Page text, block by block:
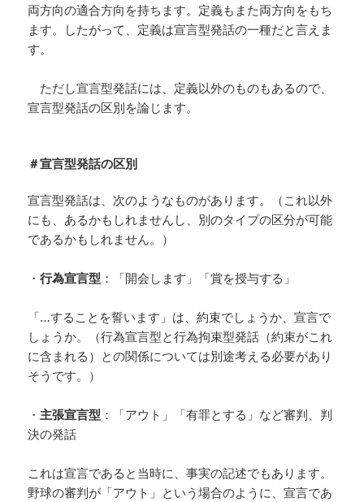
両方向の適合方向を持ちます。定義もまた両方向をもち
ます。したがって、定義は宣言型発話の一種だと言えま
す。
ただし宣言型発話には、定義以外のものもあるので、
宣言型発話の区別を論じます。
＃宣言型発話の区別
宣言型発話は、次のようなものがあります。（これ以外
にも、あるかもしれませんし、別のタイプの区分が可能
であるかもしれません。）
・行為宣言型 ：「開会します」「賞を授与する」
「…することを誓います」は、約束でしょうか、宣言で
しょうか。（行為宣言型と行為拘束型発話（約束がこれ
に含まれる）との関係については別途考える必要があり
そうです。）
・主張宣言型 ：「アウト」「有罪とする」など審判、判
決の発話
これは宣言であると当時に、事実の記述でもあります。
野球の審判が「アウト」という場合のように、宣言であ